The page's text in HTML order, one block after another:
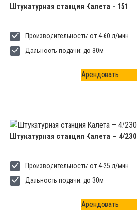
Штукатурная станция Калета - 151
Производительность: от 4-60 л/мин
Дальность подачи: до 30м
Арендовать
Штукатурная станция Калета – 4/230
Производительность: от 4-25 л/мин
Дальность подачи: до 30м
Арендовать